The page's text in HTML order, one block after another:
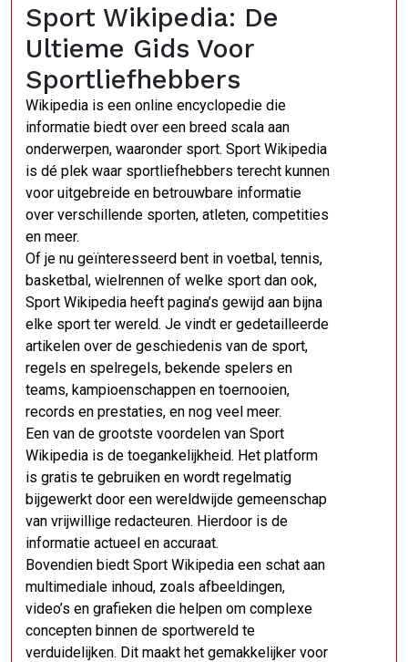
Sport Wikipedia: De
Ultieme Gids Voor
Sportliefhebbers
Wikipedia is een online encyclopedie die
informatie biedt over een breed scala aan
onderwerpen, waaronder sport. Sport Wikipedia
is dé plek waar sportliefhebbers terecht kunnen
voor uitgebreide en betrouwbare informatie
over verschillende sporten, atleten, competities
en meer.
Of je nu geïnteresseerd bent in voetbal, tennis,
basketbal, wielrennen of welke sport dan ook,
Sport Wikipedia heeft pagina’s gewijd aan bijna
elke sport ter wereld. Je vindt er gedetailleerde
artikelen over de geschiedenis van de sport,
regels en spelregels, bekende spelers en
teams, kampioenschappen en toernooien,
records en prestaties, en nog veel meer.
Een van de grootste voordelen van Sport
Wikipedia is de toegankelijkheid. Het platform
is gratis te gebruiken en wordt regelmatig
bijgewerkt door een wereldwijde gemeenschap
van vrijwillige redacteuren. Hierdoor is de
informatie actueel en accuraat.
Bovendien biedt Sport Wikipedia een schat aan
multimediale inhoud, zoals afbeeldingen,
video’s en grafieken die helpen om complexe
concepten binnen de sportwereld te
verduidelijken. Dit maakt het gemakkelijker voor